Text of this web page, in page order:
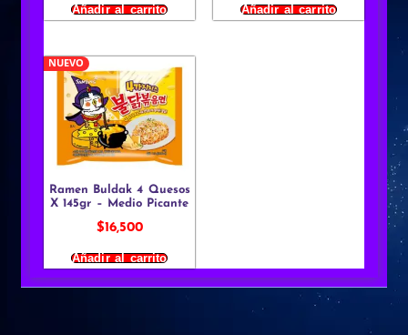
Añadir al carrito Añadir al carrito
NUEVO
Ramen Buldak 4 Quesos
X 145gr – Medio Picante
$16,500
Añadir al carrito